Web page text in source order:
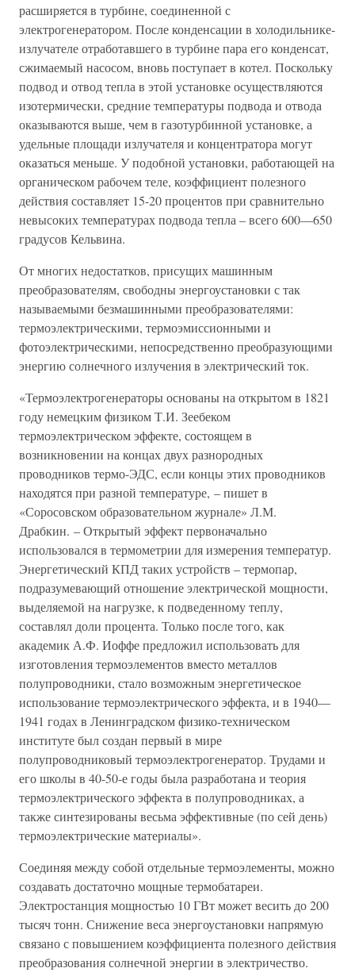
расширяется в турбине, соединенной с
электрогенератором. После конденсации в холодильнике-
излучателе отработавшего в турбине пара его конденсат,
сжимаемый насосом, вновь поступает в котел. Поскольку
подвод и отвод тепла в этой установке осуществляются
изотермически, средние температуры подвода и отвода
оказываются выше, чем в газотурбинной установке, а
удельные площади излучателя и концентратора могут
оказаться меньше. У подобной установки, работающей на
органическом рабочем теле, коэффициент полезного
действия составляет 15-20 процентов при сравнительно
невысоких температурах подвода тепла – всего 600—650
градусов Кельвина.
От многих недостатков, присущих машинным
преобразователям, свободны энергоустановки с так
называемыми безмашинными преобразователями:
термоэлектрическими, термоэмиссионными и
фотоэлектрическими, непосредственно преобразующими
энергию солнечного излучения в электрический ток.
«Термоэлектрогенераторы основаны на открытом в 1821
году немецким физиком Т.И. Зеебеком
термоэлектрическом эффекте, состоящем в
возникновении на концах двух разнородных
проводников термо-ЭДС, если концы этих проводников
находятся при разной температуре, – пишет в
«Соросовском образовательном журнале» Л.М.
Драбкин. – Открытый эффект первоначально
использовался в термометрии для измерения температур.
Энергетический КПД таких устройств – термопар,
подразумевающий отношение электрической мощности,
выделяемой на нагрузке, к подведенному теплу,
составлял доли процента. Только после того, как
академик А.Ф. Иоффе предложил использовать для
изготовления термоэлементов вместо металлов
полупроводники, стало возможным энергетическое
использование термоэлектрического эффекта, и в 1940—
1941 годах в Ленинградском физико-техническом
институте был создан первый в мире
полупроводниковый термоэлектрогенератор. Трудами и
его школы в 40-50-е годы была разработана и теория
термоэлектрического эффекта в полупроводниках, а
также синтезированы весьма эффективные (по сей день)
термоэлектрические материалы».
Соединяя между собой отдельные термоэлементы, можно
создавать достаточно мощные термобатареи.
Электростанция мощностью 10 ГВт может весить до 200
тысяч тонн. Снижение веса энергоустановки напрямую
связано с повышением коэффициента полезного действия
преобразования солнечной энергии в электричество.